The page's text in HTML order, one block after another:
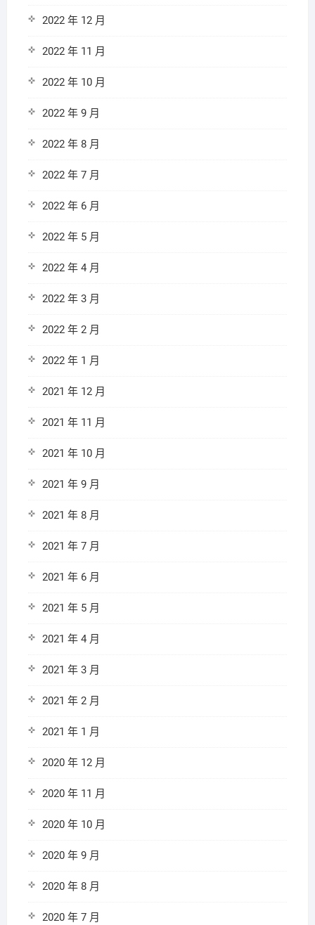
2022 年 12 月
2022 年 11 月
2022 年 10 月
2022 年 9 月
2022 年 8 月
2022 年 7 月
2022 年 6 月
2022 年 5 月
2022 年 4 月
2022 年 3 月
2022 年 2 月
2022 年 1 月
2021 年 12 月
2021 年 11 月
2021 年 10 月
2021 年 9 月
2021 年 8 月
2021 年 7 月
2021 年 6 月
2021 年 5 月
2021 年 4 月
2021 年 3 月
2021 年 2 月
2021 年 1 月
2020 年 12 月
2020 年 11 月
2020 年 10 月
2020 年 9 月
2020 年 8 月
2020 年 7 月